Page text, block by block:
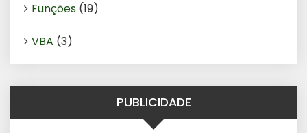
Funções (19)
VBA (3)
PUBLICIDADE